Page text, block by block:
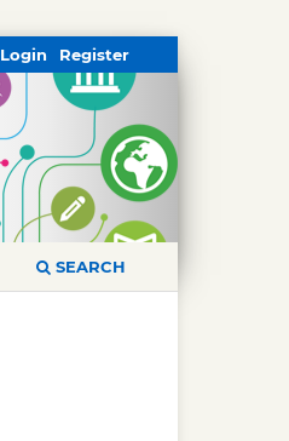
SEARCH
Register
Login